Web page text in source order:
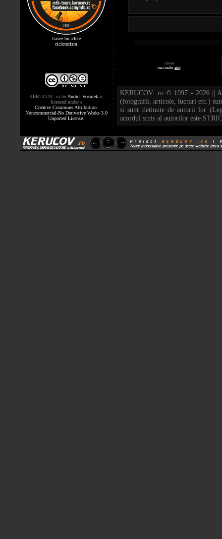
trasee biciclete
cicloturism
KERUCOV .ro by Andrei Vocurek is
licensed under a
Creative Commons Attribution-
Noncommercial-No Derivative Works 3.0
Unported License
citeste
mai multe aici
KERUCOV .ro © 1997 - 2026 ||
(fotografii, articole, lucrari etc.)
si sunt detinute de autorii lor
acordul scris al autorilor este